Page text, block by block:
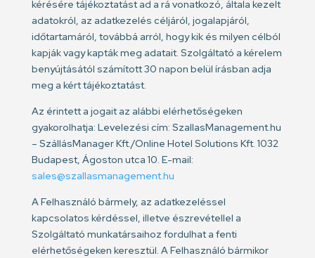
kérésére tájékoztatást ad a rá vonatkozó, általa kezelt
adatokról, az adatkezelés céljáról, jogalapjáról,
időtartamáról, továbbá arról, hogy kik és milyen célból
kapják vagy kapták meg adatait. Szolgáltató a kérelem
benyújtásától számított 30 napon belül írásban adja
meg a kért tájékoztatást.
Az érintett a jogait az alábbi elérhetőségeken
gyakorolhatja: Levelezési cím: SzallasManagement.hu
– SzállásManager Kft./Online Hotel Solutions Kft. 1032
Budapest, Ágoston utca 10. E-mail:
sales@szallasmanagement.hu
A Felhasználó bármely, az adatkezeléssel
kapcsolatos kérdéssel, illetve észrevétellel a
Szolgáltató munkatársaihoz fordulhat a fenti
elérhetőségeken keresztül. A Felhasználó bármikor